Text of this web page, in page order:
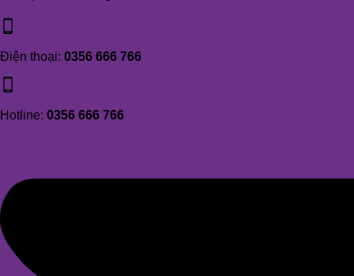
Điện thoại: 0356 666 766
Hotline: 0356 666 766